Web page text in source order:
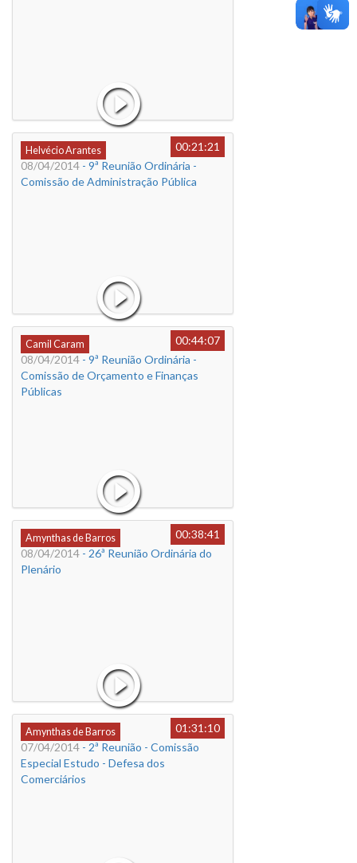
Helvécio Arantes
00:21:21
08/04/2014 - 9ª Reunião Ordinária -
Comissão de Administração Pública
Camil Caram
00:44:07
08/04/2014 - 9ª Reunião Ordinária -
Comissão de Orçamento e Finanças
Públicas
Amynthas de Barros
00:38:41
08/04/2014 - 26ª Reunião Ordinária do
Plenário
Amynthas de Barros
01:31:10
07/04/2014 - 2ª Reunião - Comissão
Especial Estudo - Defesa dos
Comerciários